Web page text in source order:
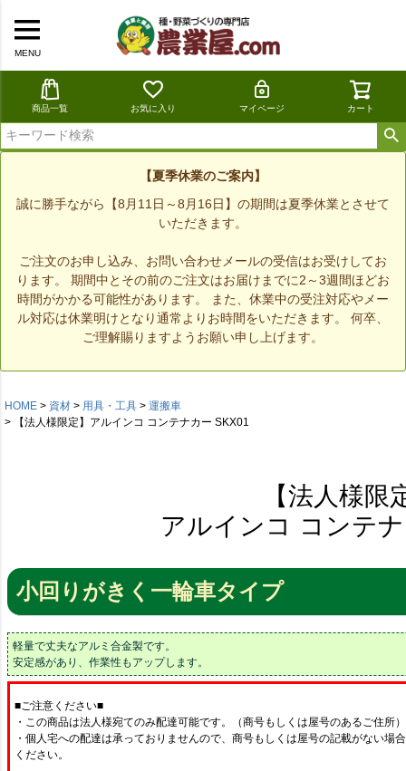
MENU
商品一覧 お気に入り マイページ カート
【夏季休業のご案内】
誠に勝手ながら【8月11日～8月16日】の期間は夏季休業とさせて
いただきます。
ご注文のお申し込み、お問い合わせメールの受信はお受けしてお
ります。 期間中とその前のご注文はお届けまでに2～3週間ほどお
時間がかかる可能性があります。 また、休業中の受注対応やメー
ル対応は休業明けとなり通常よりお時間をいただきます。 何卒、
ご理解賜りますようお願い申し上げます。
HOME 資材 用具・工具
運搬車
【法人様限定】アルインコ コンテナカー SKX01
【法人様限
アルインコ コンテ
小回りがきく一輪車タイプ
軽量で丈夫なアルミ合金製です。
安定感があり、作業性もアップします。
■ご注意ください■
・この商品は法人様宛てのみ配達可能です。（商号もしくは屋号のあるご住所）
・個人宅への配達は承っておりませんので、商号もしくは屋号の記載がない場
ください。